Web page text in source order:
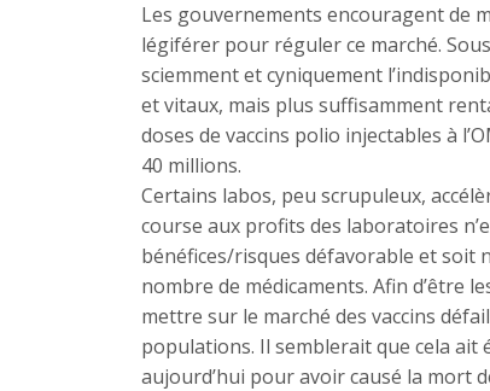
Les gouvernements encouragent de
légiférer pour réguler ce marché.
sciemment et cyniquement
et vitaux, mais plus suffisamment
doses de vaccins polio injectables à
40 millions.
Certains labos, peu scrupuleux,
course aux profits des laboratoires
bénéfices/risques défavorable et soit
nombre de médicaments. Afin d’être
mettre sur le marché des vaccins
populations. Il semblerait que cela ait
aujourd’hui pour avoir causé la mort